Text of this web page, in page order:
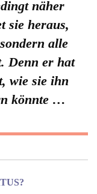
näher
sie heraus,
alle
Denn er hat
wie sie ihn
könnte …